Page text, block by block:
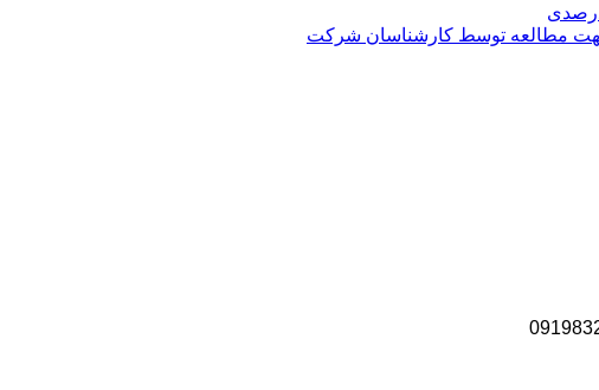
جهت مطالعه توسط کارشناسان شرکت